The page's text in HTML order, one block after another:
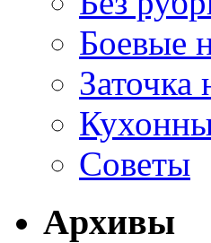
Боевые
Заточка
Советы
Архивы